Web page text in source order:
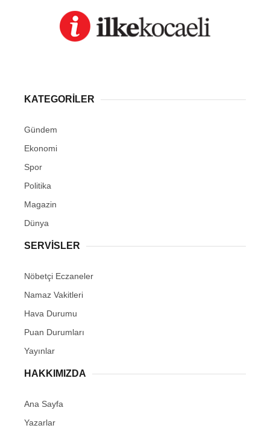
KATEGORİLER
Gündem
Ekonomi
Spor
Politika
Magazin
Dünya
SERVİSLER
Nöbetçi Eczaneler
Namaz Vakitleri
Hava Durumu
Puan Durumları
Yayınlar
HAKKIMIZDA
Ana Sayfa
Yazarlar